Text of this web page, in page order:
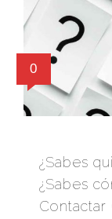
0
¿Sabes
¿Sabes
Contactar